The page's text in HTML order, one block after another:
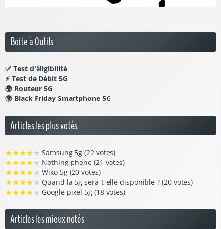
Boite à Outils
✅ Test d'éligibilité
⚡ Test de Débit 5G
🌍 Routeur 5G
🌍 Black Friday Smartphone 5G
Articles les plus votés
★★★★★ Samsung 5g (22 votes)
★★★★★ Nothing phone (21 votes)
★★★★★ Wiko 5g (20 votes)
★★★★★ Quand la 5g sera-t-elle disponible ? (20 votes)
★★★★★ Google pixel 5g (18 votes)
Articles les mieux notés